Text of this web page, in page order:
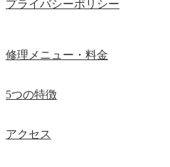
プライバシーポリシー
修理メニュー・料金
5つの特徴
アクセス